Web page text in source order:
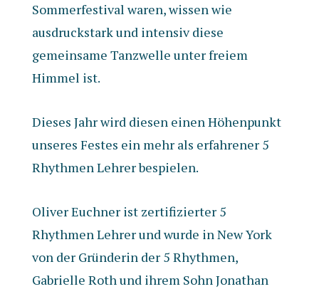
Sommerfestival waren, wissen wie
ausdruckstark und intensiv diese
gemeinsame Tanzwelle unter freiem
Himmel ist.
Dieses Jahr wird diesen einen Höhenpunkt
unseres Festes ein mehr als erfahrener 5
Rhythmen Lehrer bespielen.
Oliver Euchner ist zertifizierter 5
Rhythmen Lehrer und wurde in New York
von der Gründerin der 5 Rhythmen,
Gabrielle Roth und ihrem Sohn Jonathan